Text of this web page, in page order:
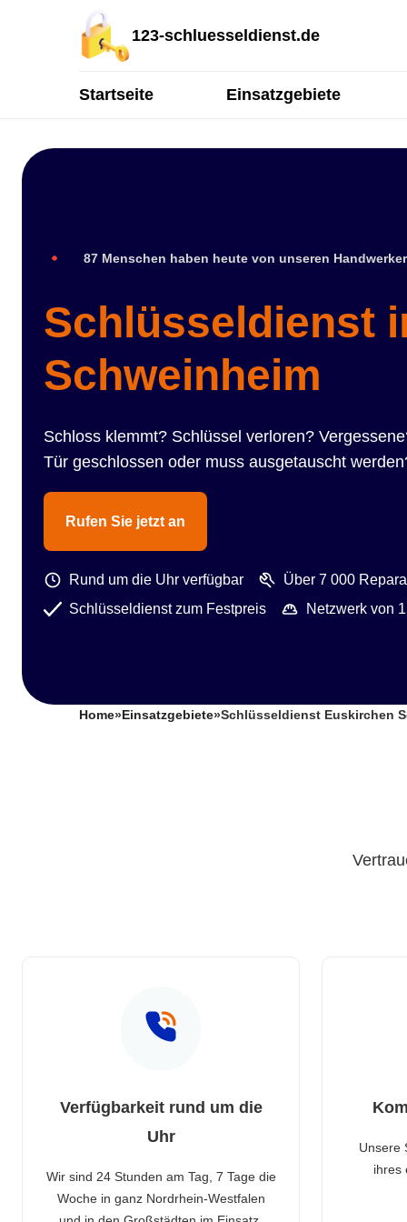
123-schluesseldienst.de
Startseite Einsatzgebiete
87 Menschen haben heute von unseren
Schlüsseldienst
Schweinheim
Schloss klemmt? Schlüssel verloren?
Tür geschlossen oder muss ausgetauscht
Rufen Sie jetzt an
Rund um die Uhr verfügbar
Über 7 000
Schlüsseldienst zum Festpreis
Netzwerk von
Home» Einsatzgebiete»Schlüsseldienst Euskirchen
Verfügbarkeit rund um die
Uhr
Wir sind 24 Stunden am Tag, 7 Tage die
Woche in ganz Nordrhein-Westfalen
Unsere
ihres